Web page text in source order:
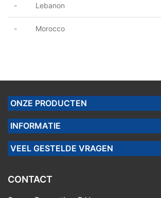
- Lebanon
- Morocco
ONZE PRODUCTEN
INFORMATIE
VEEL GESTELDE VRAGEN
CONTACT